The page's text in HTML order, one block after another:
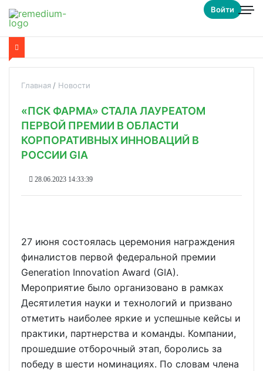
Войти
Главная Новости
«ПСК ФАРМА» СТАЛА ЛАУРЕАТОМ
ПЕРВОЙ ПРЕМИИ В ОБЛАСТИ
КОРПОРАТИВНЫХ ИННОВАЦИЙ В
РОССИИ GIA
28.06.2023 14:33:39
27 июня состоялась церемония награждения
финалистов первой федеральной премии
Generation Innovation Award (GIA).
Мероприятие было организовано в рамках
Десятилетия науки и технологий и призвано
отметить наиболее яркие и успешные кейсы и
практики, партнерства и команды. Компании,
прошедшие отборочный этап, боролись за
победу в шести номинациях. По словам члена